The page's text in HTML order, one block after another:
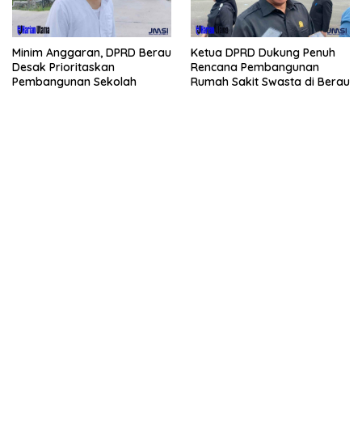
Minim Anggaran, DPRD Berau
Desak Prioritaskan
Pembangunan Sekolah
Ketua DPRD Dukung Penuh
Rencana Pembangunan
Rumah Sakit Swasta di Berau